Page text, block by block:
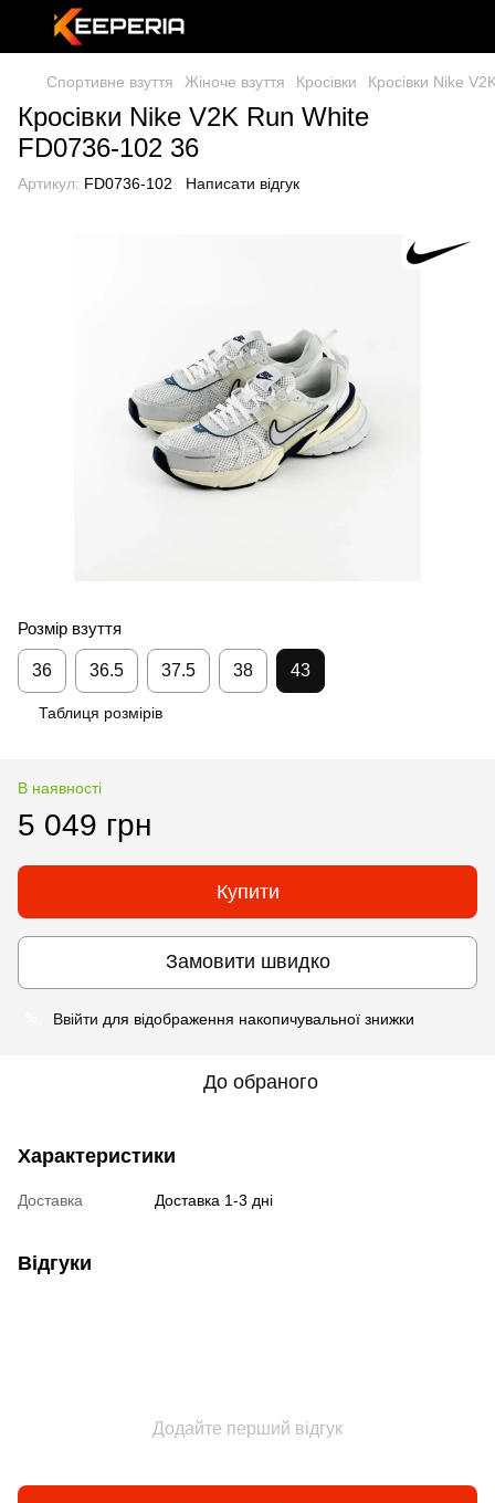
Спортивне взуття Жіноче взуття Кросівки Кросівки Nike
Кросівки Nike V2K Run White
FD0736-102 36
Артикул: FD0736-102 Написати відгук
Розмір взуття
36 36.5 37.5 38 43
Таблиця розмірів
В наявності
5 049 грн
Купити
Замовити швидко
Ввійти для відображення накопичувальної знижки
До обраного
Характеристики
Доставка Доставка 1-3 дні
Відгуки
Додайте перший відгук